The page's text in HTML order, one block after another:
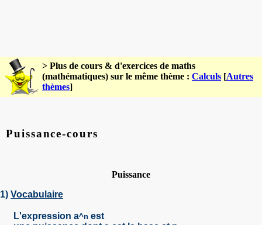
> Plus de cours & d'exercices de maths
(mathématiques) sur le même thème : Calculs [Autres
thèmes]
Puissance-cours
Puissance
1) Vocabulaire
L'expression a^n est